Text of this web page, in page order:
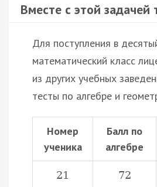
Вместе с этой
Для поступления в
математический класс
из других учебных
тесты по алгебре и
Номер
ученика
Балл по
алгебре
21 72